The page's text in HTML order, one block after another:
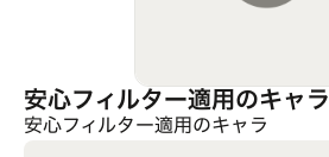
安心フィルター適用のキャラ
安心フィルター適用のキャラ